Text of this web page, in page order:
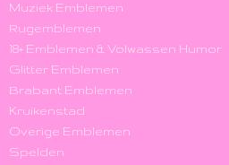
Muziek Emblemen
Rugemblemen
18+ Emblemen & Volwassen Humor
Glitter Emblemen
Brabant Emblemen
Kruikenstad
Overige Emblemen
Spelden